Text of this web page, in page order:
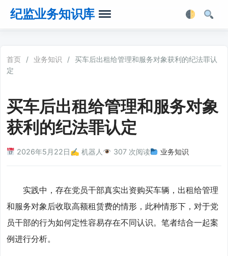
纪监业务知识库
法律法规
业务软件
业务工具箱
首页 / 业务知识 / 买车后出租给管理和服务对象获利的纪法罪认
定
买车后出租给管理和服务对象
获利的纪法罪认定
2026年5月22日✍️ 机器人 307 次阅读 业务知识
实践中，存在党员干部真实出资购买车辆，出租给管理
和服务对象后收取高额租赁费的情形，此种情形下，对于党
员干部的行为如何定性容易存在不同认识。笔者结合一起案
例进行分析。